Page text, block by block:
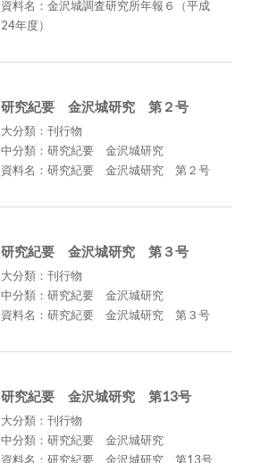
資料名：金沢城調査研究所年報６（平成
24年度）
研究紀要 金沢城研究 第２号
大分類：刊行物
中分類：研究紀要 金沢城研究
資料名：研究紀要 金沢城研究 第２号
研究紀要 金沢城研究 第３号
大分類：刊行物
中分類：研究紀要 金沢城研究
資料名：研究紀要 金沢城研究 第３号
研究紀要 金沢城研究 第13号
大分類：刊行物
中分類：研究紀要 金沢城研究
資料名：研究紀要 金沢城研究 第13号